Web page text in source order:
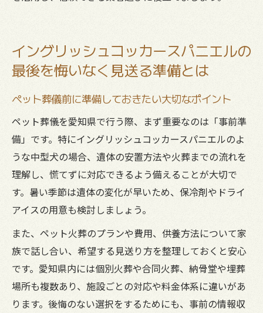
イングリッシュコッカースパニエルの
最後を悔いなく見送る準備とは
ペット葬儀前に準備しておきたい大切なポイント
ペット葬儀を愛知県で行う際、まず重要なのは「事前準
備」です。特にイングリッシュコッカースパニエルのよ
うな中型犬の場合、遺体の安置方法や火葬までの流れを
理解し、慌てずに対応できるよう備えることが大切で
す。暑い季節は遺体の変化が早いため、保冷剤やドライ
アイスの用意も検討しましょう。
また、ペット火葬のプランや費用、供養方法について家
族で話し合い、希望する見送り方を整理しておくと安心
です。愛知県内には個別火葬や合同火葬、納骨堂や埋葬
場所も複数あり、施設ごとの対応や料金体系に違いがあ
ります。後悔のない選択をするためにも、事前の情報収